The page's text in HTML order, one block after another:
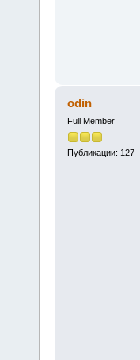
odin
Full Member
Публикации: 127